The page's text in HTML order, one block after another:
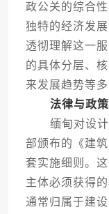
政公关的综合
独特的经济发
透彻理解这一
的具体分层、
来发展趋势等
法律与政
缅甸对设计
部颁布的《建
套实施细则。
主体必须获得
通常归属于建